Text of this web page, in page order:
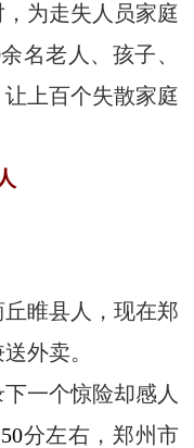
为走失人员家庭
余名老人、孩子、
上百个失散家庭
丘睢县人，现在郑
外卖。
一个惊险却感人
50分左右，郑州市